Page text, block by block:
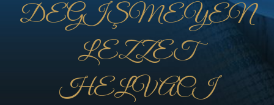
DEĞİŞMEYEN
LEZZET
HELVACI